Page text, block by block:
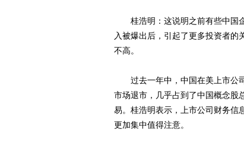
桂浩明：这说明之前有些中国企
入被爆出后，引起了更多投资者
不高。
过去一年中，中国在美上市公司
市场退市，几乎占到了中国概念股
易。桂浩明表示，上市公司财务信
更加集中值得注意。